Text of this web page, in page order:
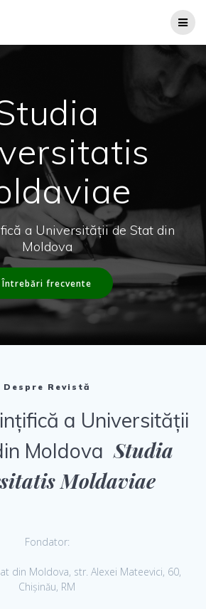
a Universităţii de Stat din
Moldova
Întrebări frecvente
Despre Revistă
a Universităţii
MoldovaStudia
Moldaviae
Fondator:
din Moldova, str. Alexei Mateevici, 60,
Chișinău, RM